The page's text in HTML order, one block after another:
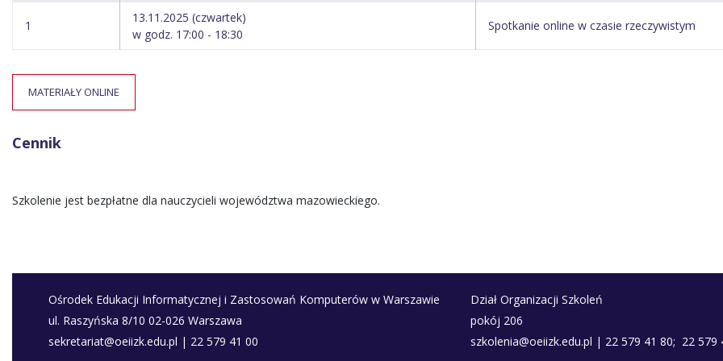
1
13.11.2025 (czwartek)
w godz. 17:00 - 18:30
Spotkanie online w czasie rzeczywistym
MATERIAŁY ONLINE
Cennik
Szkolenie jest bezpłatne dla nauczycieli województwa mazowieckiego.
Ośrodek Edukacji Informatycznej i Zastosowań Komputerów w Warszawie
ul. Raszyńska 8/10 02-026 Warszawa
sekretariat@oeiizk.edu.pl | 22 579 41 00
Dział Organizacji Szkoleń
pokój 206
szkolenia@oeiizk.edu.pl | 22 579 41 80; 22 579